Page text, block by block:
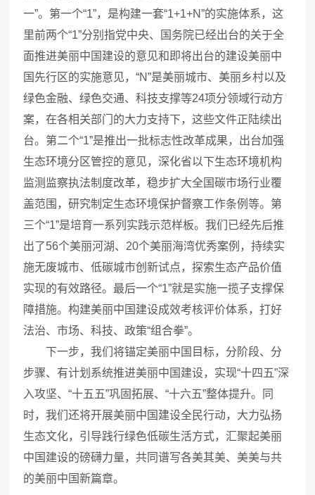
一”。第一个“1”，是构建一套“1+1+N”的实施体系，这
里前两个“1”分别指党中央、国务院已经出台的关于全
面推进美丽中国建设的意见和即将出台的建设美丽中
国先行区的实施意见，“N”是美丽城市、美丽乡村以及
绿色金融、绿色交通、科技支撑等24项分领域行动方
案，在各相关部门的大力支持下，这些文件正陆续出
台。第二个“1”是推出一批标志性改革成果，出台加强
生态环境分区管控的意见，深化省以下生态环境机构
监测监察执法制度改革，稳步扩大全国碳市场行业覆
盖范围，研究制定生态环境保护督察工作条例等。第
三个“1”是培育一系列实践示范样板。我们已经先后推
出了56个美丽河湖、20个美丽海湾优秀案例，持续实
施无废城市、低碳城市创新试点，探索生态产品价值
实现的有效路径。最后一个“1”就是实施一揽子支撑保
障措施。构建美丽中国建设成效考核评价体系，打好
法治、市场、科技、政策“组合拳”。
下一步，我们将锚定美丽中国目标，分阶段、分
步骤、有计划系统推进美丽中国建设，实现“十四五”深
入攻坚、“十五五”巩固拓展、“十六五”整体提升。同
时，我们还将开展美丽中国建设全民行动，大力弘扬
生态文化，引导践行绿色低碳生活方式，汇聚起美丽
中国建设的磅礴力量，共同谱写各美其美、美美与共
的美丽中国新篇章。